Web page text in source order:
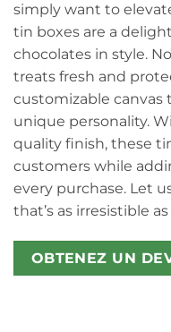
simply want to
tin boxes are a
chocolates in style.
treats fresh and
customizable canvas
unique personality.
quality finish, these
customers while
every purchase. Let
that’s as irresistible
OBTENEZ UN